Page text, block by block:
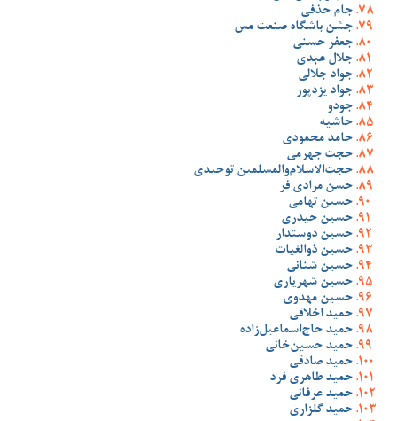
جام حذفی
جشن باشگاه صنعت مس
جعفر حسنی
جلال عبدی
جواد جلالی
جواد یزدپور
جودو
حاشیه
حامد محمودی
حجت جهرمی
حجت‌الاسلام‌والمسلمین توحیدی
حسن مرادی فر
حسین تهامی
حسین حیدری
حسین دوستدار
حسین ذوالغیاث
حسین شنانی
حسین شهریاری
حسین مهدوی
حمید اخلاقی
حمید حاج‌اسماعیل‌زاده
حمید حسین‌خانی
حمید صادقی
حمید طاهری فرد
حمید عرفانی
حمید گلزاری